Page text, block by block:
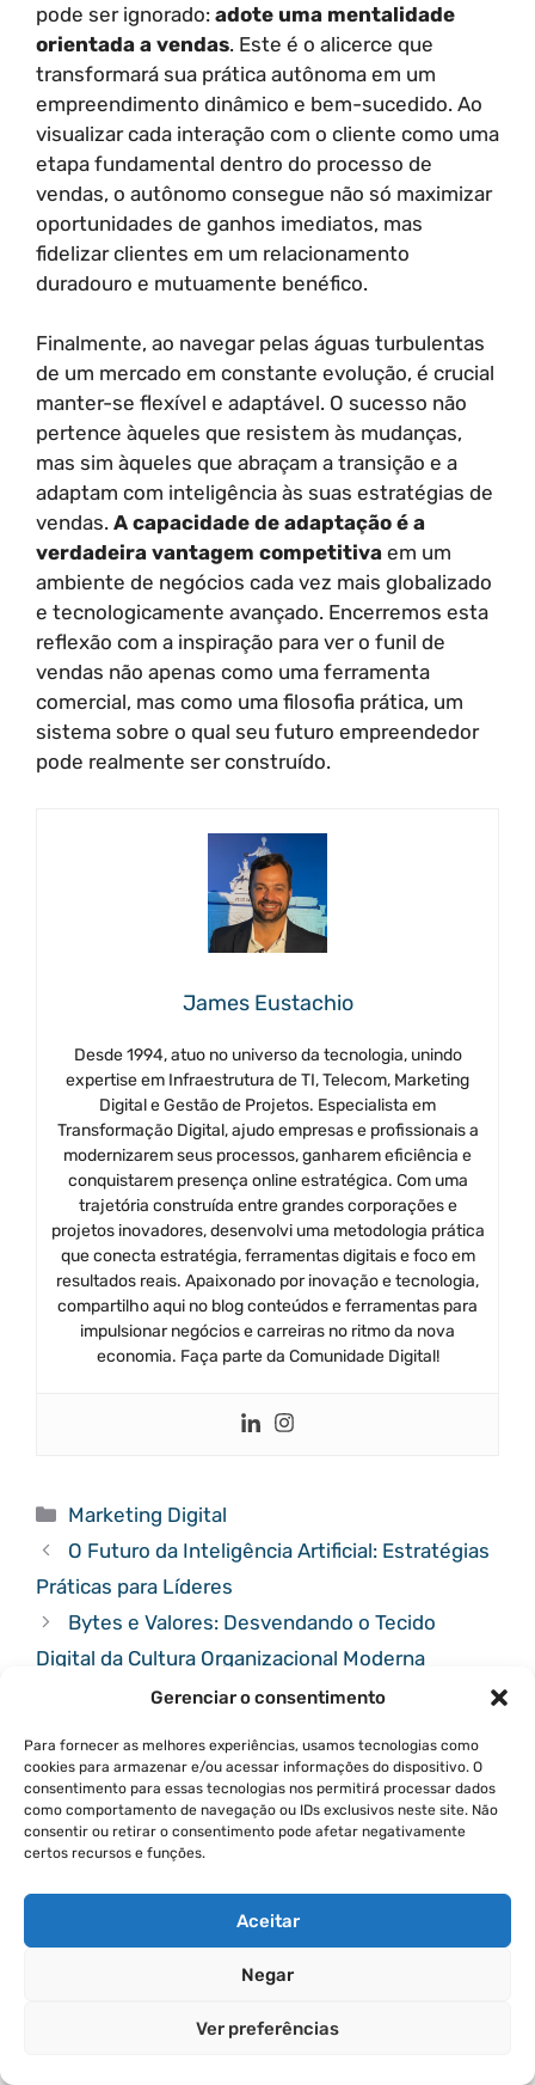
Gerenciar o consentimento
Para fornecer as melhores experiências, usamos tecnologias como
cookies para armazenar e/ou acessar informações do dispositivo. O
consentimento para essas tecnologias nos permitirá processar dados
como comportamento de navegação ou IDs exclusivos neste site. Não
consentir ou retirar o consentimento pode afetar negativamente
certos recursos e funções.
Aceitar
Negar
Ver preferências
pode ser ignorado: adote uma mentalidade
orientada a vendas. Este é o alicerce que
transformará sua prática autônoma em um
empreendimento dinâmico e bem-sucedido. Ao
visualizar cada interação com o cliente como uma
etapa fundamental dentro do processo de
vendas, o autônomo consegue não só maximizar
oportunidades de ganhos imediatos, mas
fidelizar clientes em um relacionamento
duradouro e mutuamente benéfico.
Finalmente, ao navegar pelas águas turbulentas
de um mercado em constante evolução, é crucial
manter-se flexível e adaptável. O sucesso não
pertence àqueles que resistem às mudanças,
mas sim àqueles que abraçam a transição e a
adaptam com inteligência às suas estratégias de
vendas. A capacidade de adaptação é a
verdadeira vantagem competitiva em um
ambiente de negócios cada vez mais globalizado
e tecnologicamente avançado. Encerremos esta
reflexão com a inspiração para ver o funil de
vendas não apenas como uma ferramenta
comercial, mas como uma filosofia prática, um
sistema sobre o qual seu futuro empreendedor
pode realmente ser construído.
James Eustachio
Desde 1994, atuo no universo da tecnologia, unindo
expertise em Infraestrutura de TI, Telecom, Marketing
Digital e Gestão de Projetos. Especialista em
Transformação Digital, ajudo empresas e profissionais a
modernizarem seus processos, ganharem eficiência e
conquistarem presença online estratégica. Com uma
trajetória construída entre grandes corporações e
projetos inovadores, desenvolvi uma metodologia prática
que conecta estratégia, ferramentas digitais e foco em
resultados reais. Apaixonado por inovação e tecnologia,
compartilho aqui no blog conteúdos e ferramentas para
impulsionar negócios e carreiras no ritmo da nova
economia. Faça parte da Comunidade Digital!
Categorias
Marketing Digital
O Futuro da Inteligência Artificial: Estratégias
Práticas para Líderes
Bytes e Valores: Desvendando o Tecido
Digital da Cultura Organizacional Moderna
Comentário